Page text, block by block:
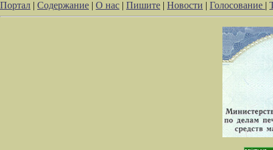
Портал | Содержание | О нас | Пишите | Новости | Голосование |